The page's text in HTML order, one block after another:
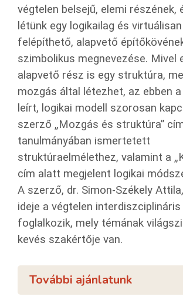
végtelen belsejű, elemi részének,
létünk egy logikailag és
felépíthető, alapvető
szimbolikus megnevezése. Mivel
alapvető rész is egy struktúra,
mozgás által létezhet, az ebben a
leírt, logikai modell szorosan
szerző „Mozgás és struktúra”
tanulmányában ismertetett
struktúraelmélethez, valamint a
cím alatt megjelent logikai
A szerző, dr. Simon-Székely
ideje a végtelen interdiszciplináris
foglalkozik, mely témának
kevés szakértője van.
További ajánlatunk